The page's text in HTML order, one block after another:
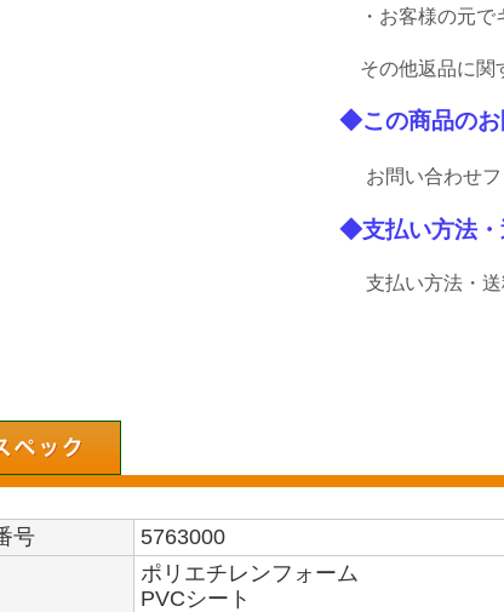
・お客様の元
その他返品に関
◆この商品のお
お問い合わせ
◆支払い方法・
支払い方法・
号
5763000
ポリエチレンフォーム
PVCシート